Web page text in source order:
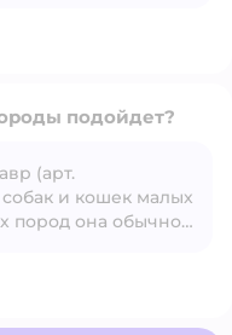
подойдет?
(арт.
собак и кошек малых
пород она обычно